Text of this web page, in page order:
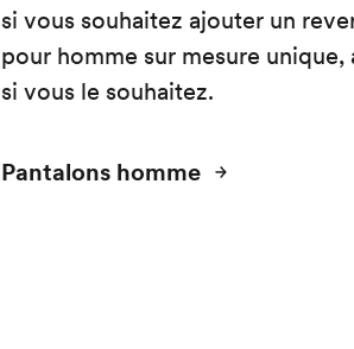
si vous souhaitez ajouter un
pour homme sur mesure
si vous le souhaitez.
Pantalons homme